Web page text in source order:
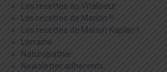
Les recettes au Vitaliseur
Les recettes de Marion !!
Les recettes de Marion Kaplan !
Lorraine
Naturopathie
Newsletter adhérents